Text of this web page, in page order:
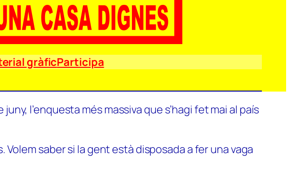
gràficParticipa
l’enquesta més massiva que s’hagi fet mai al país
saber si la gent està disposada a fer una vaga